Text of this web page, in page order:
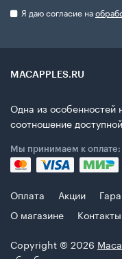
Я даю согласие на
MACAPPLES.RU
Одна из особенностей
соотношение
Мы принимаем к оплате:
Оплата Акции
О магазине
Контакты
Copyright © 2026